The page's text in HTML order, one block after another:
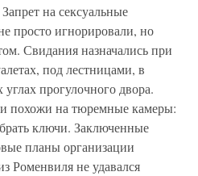
на сексуальные
просто игнорировали, но
Свидания назначались при
под лестницами, в
прогулочного двора.
похожи на тюремные камеры:
ключи. Заключенные
планы организации
Роменвиля не удавался